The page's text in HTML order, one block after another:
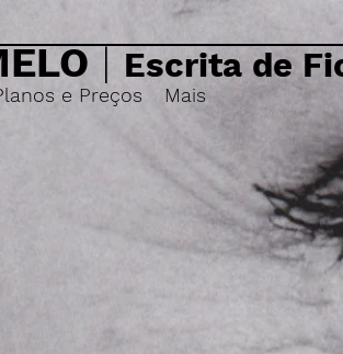
| Escrita de
e Preços Mais